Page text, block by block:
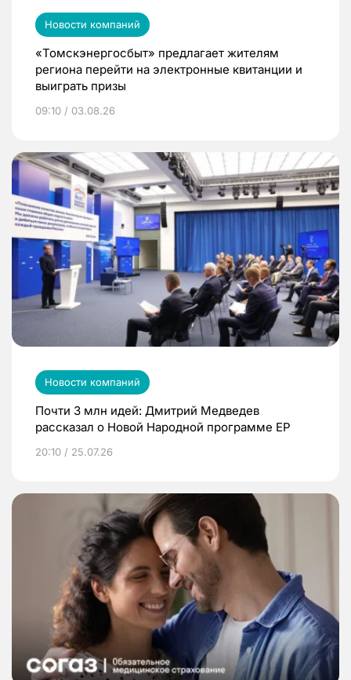
Новости компаний
«Томскэнергосбыт» предлагает жителям
региона перейти на электронные квитанции и
выиграть призы
09:10 / 03.08.26
Новости компаний
Почти 3 млн идей: Дмитрий Медведев
рассказал о Новой Народной программе ЕР
20:10 / 25.07.26